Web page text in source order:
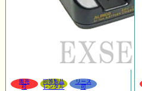
販売
可
同等製品
レンタル
リース
可